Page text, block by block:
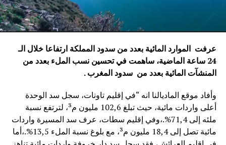
عرفت الموارد المائية بعدد من سدود المملكة ارتفاعا خلال الـ
24 ساعة الماضية، ساهمت في تحسين نسب الملء بعدد من
المنشآت المائية بعدد من سدود المغرب .
وأفاد موقع الماديالنا انه “في إقليم تاونات، سجل سد الوحدة
أعلى واردات مائية، حيث تبلغ 102,6 مليون م³، لترتفع نسبة
ملئه إلى 71,4%.،وفي إقليم سطات، عرف سد المسيرة واردات
مائية تصل إلى 18,4 مليون م³، مع بلوغ نسبة الملء 13,5%.،أما